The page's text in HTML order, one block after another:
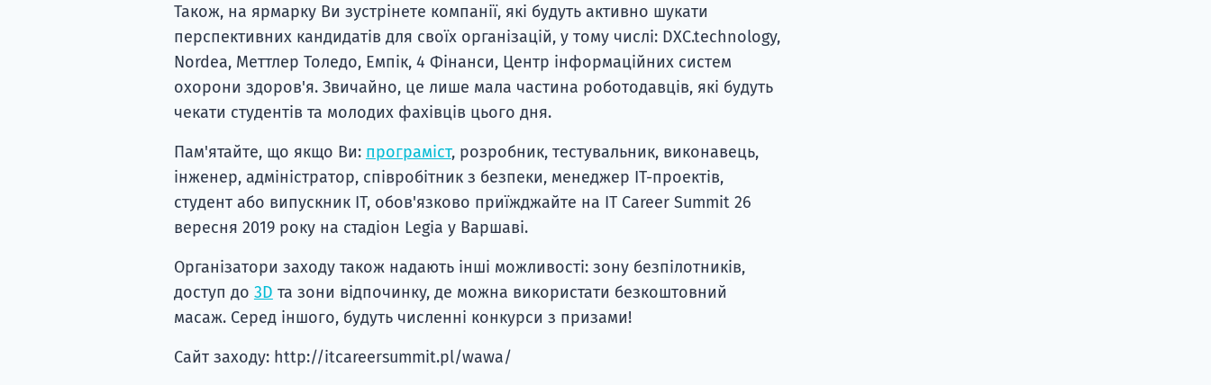
Також, на ярмарку Ви зустрінете компанії, які будуть активно шукати
перспективних кандидатів для своїх організацій, у тому числі: DXC.technology,
Nordea, Меттлер Толедо, Емпік, 4 Фінанси, Центр інформаційних систем
охорони здоров'я. Звичайно, це лише мала частина роботодавців, які будуть
чекати студентів та молодих фахівців цього дня.
Пам'ятайте, що якщо Ви: програміст, розробник, тестувальник, виконавець,
інженер, адміністратор, співробітник з безпеки, менеджер ІТ-проектів,
студент або випускник ІТ, обов'язково приїжджайте на IT Career Summit 26
вересня 2019 року на стадіон Legia у Варшаві.
Організатори заходу також надають інші можливості: зону безпілотників,
доступ до 3D та зони відпочинку, де можна використати безкоштовний
масаж. Серед іншого, будуть численні конкурси з призами!
Сайт заходу: http://itcareersummit.pl/wawa/